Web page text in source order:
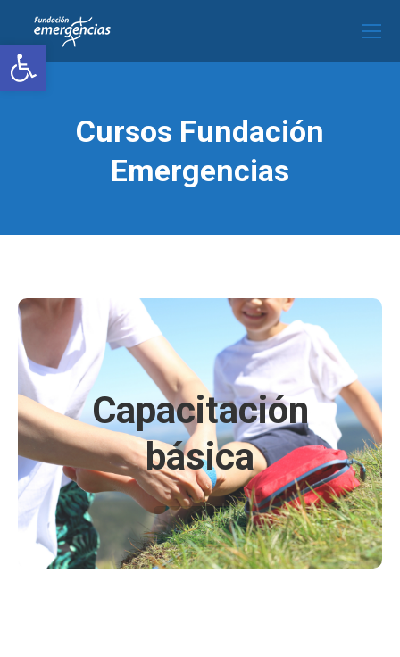
Abrir barra de herramientas
Cursos Fundación
Emergencias
Capacitación
básica
Capacitación
básica
En este módulo encontrarás capacitaciones y
programas de entrenamientos destinados hacia el
público en general.
Click Aquí